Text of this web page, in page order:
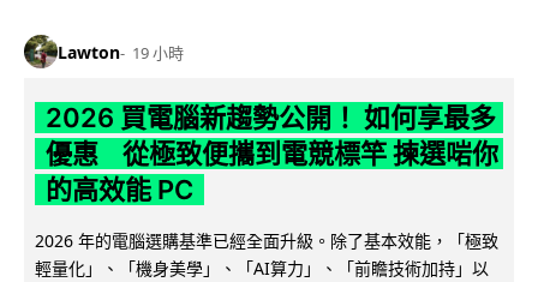
Lawton 19 小時
2026 買電腦新趨勢公開！ 如何享最多
優惠 從極致便攜到電競標竿 揀選啱你
的高效能 PC
2026 年的電腦選購基準已經全面升級。除了基本效能，「極致
輕量化」、「機身美學」、「AI算力」、「前瞻技術加持」以